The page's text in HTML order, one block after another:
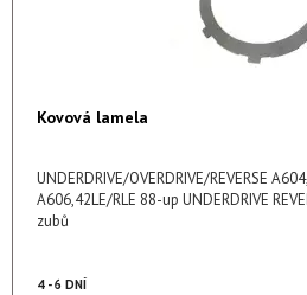
Kovová lamela
UNDERDRIVE/OVERDRIVE/REVERSE
A606,42LE/RLE 88-up UNDERDRIVE
zubů
4 - 6 DNÍ